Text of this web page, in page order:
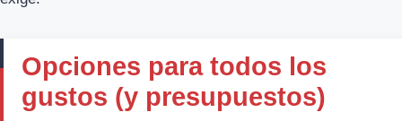
Opciones para todos los
gustos (y presupuestos)